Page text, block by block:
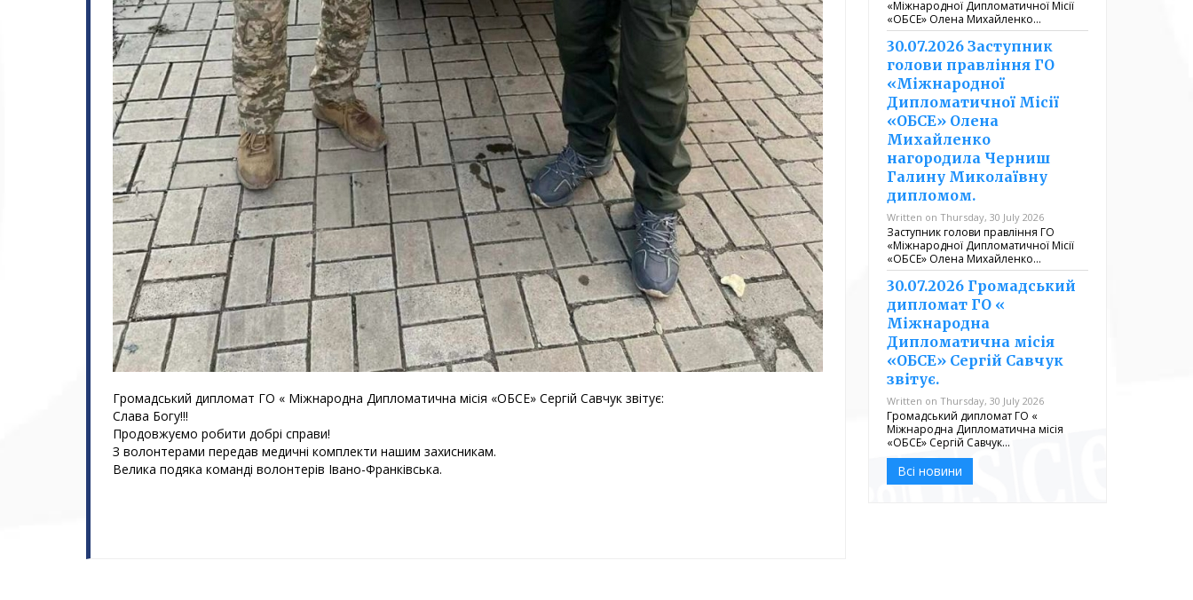
Громадський дипломат ГО « Міжнародна Дипломатична місія «ОБСЕ» Сергій Савчук звітує:
Слава Богу!!!
Продовжуємо робити добрі справи!
З волонтерами передав медичні комплекти нашим захисникам.
Велика подяка команді волонтерів Івано-Франківська.
«Міжнародної Дипломатичної Місії
«ОБСЕ» Олена Михайленко…
30.07.2026 Заступник
голови правління ГО
«Міжнародної
Дипломатичної Місії
«ОБСЕ» Олена
Михайленко
нагородила Черниш
Галину Миколаївну
дипломом.
Written on Thursday, 30 July 2026
Заступник голови правління ГО
«Міжнародної Дипломатичної Місії
«ОБСЕ» Олена Михайленко…
30.07.2026 Громадський
дипломат ГО «
Міжнародна
Дипломатична місія
«ОБСЕ» Сергій Савчук
звітує.
Written on Thursday, 30 July 2026
Громадський дипломат ГО «
Міжнародна Дипломатична місія
«ОБСЕ» Сергій Савчук…
Всі новини